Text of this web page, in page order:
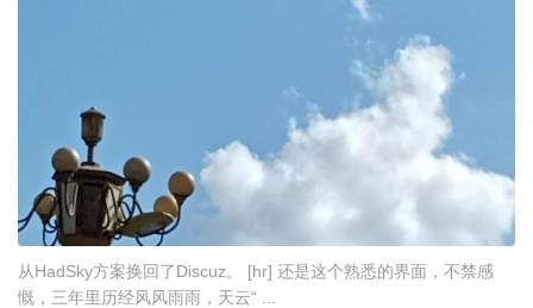
从HadSky方案换回了Discuz。 [hr] 还是这个熟悉的界面，不禁感
慨，三年里历经风风雨雨，天云“ ...